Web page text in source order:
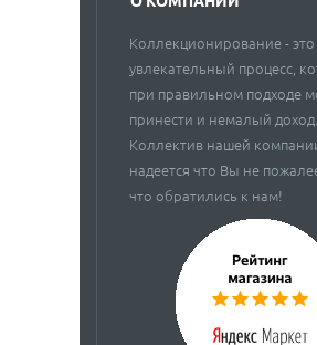
Коллекционирование - это
увлекательный процесс,
при правильном подходе
принести и немалый доход.
Коллектив нашей
надеется что Вы не
что обратились к нам!